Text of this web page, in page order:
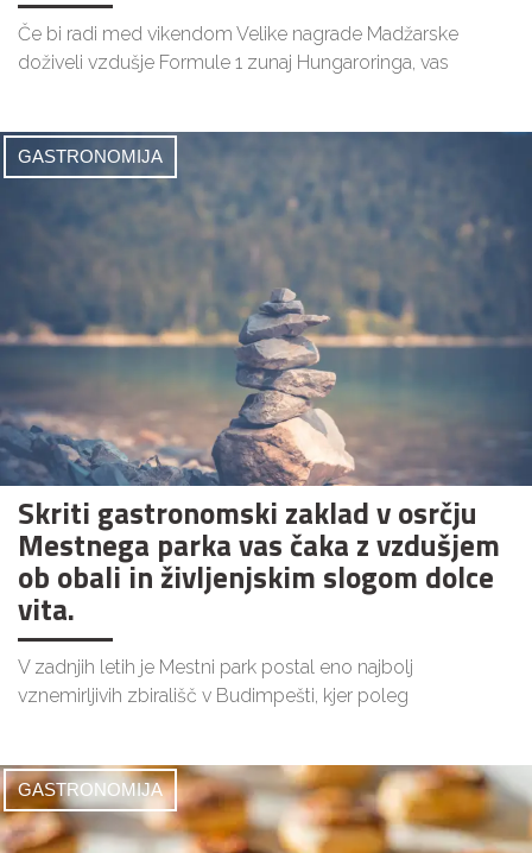
Če bi radi med vikendom Velike nagrade Madžarske
doživeli vzdušje Formule 1 zunaj Hungaroringa, vas
GASTRONOMIJA
Skriti gastronomski zaklad v osrčju
Mestnega parka vas čaka z vzdušjem
ob obali in življenjskim slogom dolce
vita.
V zadnjih letih je Mestni park postal eno najbolj
vznemirljivih zbirališč v Budimpešti, kjer poleg
GASTRONOMIJA